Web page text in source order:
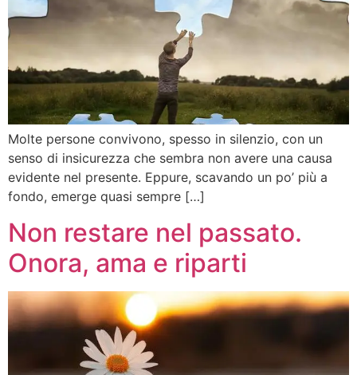
Molte persone convivono, spesso in silenzio, con un
senso di insicurezza che sembra non avere una causa
evidente nel presente. Eppure, scavando un po’ più a
fondo, emerge quasi sempre […]
Non restare nel passato.
Onora, ama e riparti